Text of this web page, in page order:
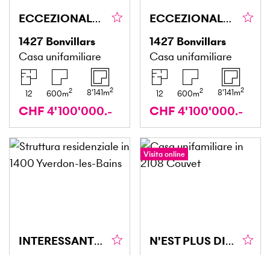
ECCEZIONALE CON UN'AMPIA DISPONIBILITÀ DI TEMPO
1427 Bonvillars
Casa unifamiliare
12 600m2 8'141m2
CHF 4'100'000.-
ECCEZIONALE CON UN'AMPIA DISPONIBILITÀ DI TEMPO
1427 Bonvillars
Casa unifamiliare
12 600m2 8'141m2
CHF 4'100'000.-
INTERESSANTE RENDITA IN CENTRO CITTÀ CON GIARDINO
Visita online
N'EST PLUS DISPONIBLE